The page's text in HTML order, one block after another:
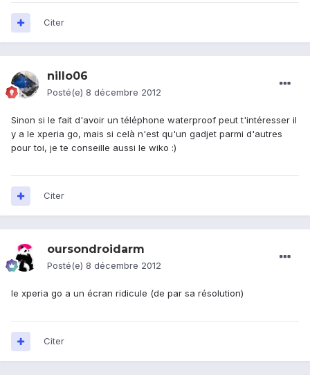
Citer
nillo06
Posté(e) 8 décembre 2012
Sinon si le fait d'avoir un téléphone waterproof peut t'intéresser il
y a le xperia go, mais si celà n'est qu'un gadjet parmi d'autres
pour toi, je te conseille aussi le wiko :)
Citer
oursondroidarm
Posté(e) 8 décembre 2012
le xperia go a un écran ridicule (de par sa résolution)
Citer